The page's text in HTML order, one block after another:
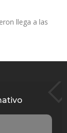
llega a las